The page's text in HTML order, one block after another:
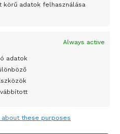
adatok felhasználása
Always active
adatok
about these purposes
államtitkárait kinevezték
okozta
elődöntős – Birkózó